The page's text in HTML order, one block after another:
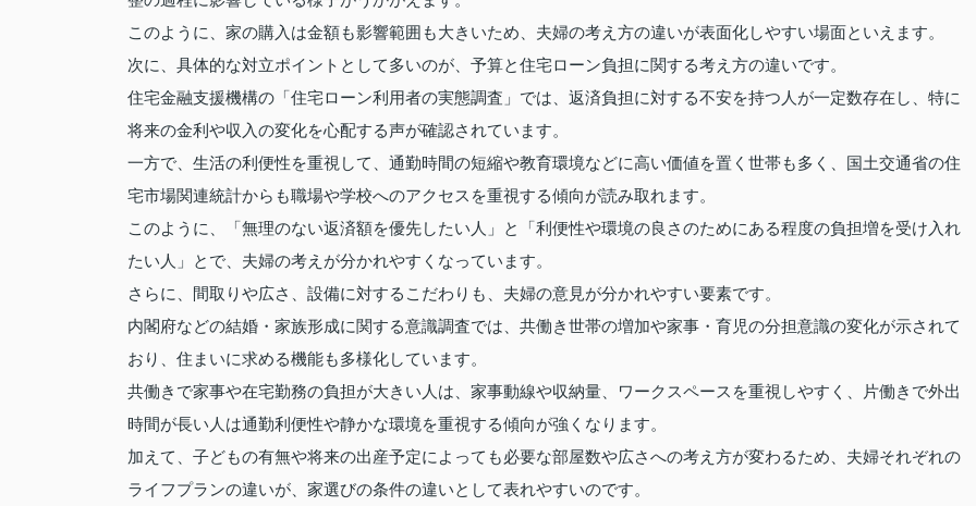
このように、家の購入は金額も影響範囲も大きいため、夫婦の考え方の違いが表面化しやすい場面といえます。
次に、具体的な対立ポイントとして多いのが、予算と住宅ローン負担に関する考え方の違いです。
住宅金融支援機構の「住宅ローン利用者の実態調査」では、返済負担に対する不安を持つ人が一定数存在し、特に
将来の金利や収入の変化を心配する声が確認されています。
一方で、生活の利便性を重視して、通勤時間の短縮や教育環境などに高い価値を置く世帯も多く、国土交通省の住
宅市場関連統計からも職場や学校へのアクセスを重視する傾向が読み取れます。
このように、「無理のない返済額を優先したい人」と「利便性や環境の良さのためにある程度の負担増を受け入れ
たい人」とで、夫婦の考えが分かれやすくなっています。
さらに、間取りや広さ、設備に対するこだわりも、夫婦の意見が分かれやすい要素です。
内閣府などの結婚・家族形成に関する意識調査では、共働き世帯の増加や家事・育児の分担意識の変化が示されて
おり、住まいに求める機能も多様化しています。
共働きで家事や在宅勤務の負担が大きい人は、家事動線や収納量、ワークスペースを重視しやすく、片働きで外出
時間が長い人は通勤利便性や静かな環境を重視する傾向が強くなります。
加えて、子どもの有無や将来の出産予定によっても必要な部屋数や広さへの考え方が変わるため、夫婦それぞれの
ライフプランの違いが、家選びの条件の違いとして表れやすいのです。